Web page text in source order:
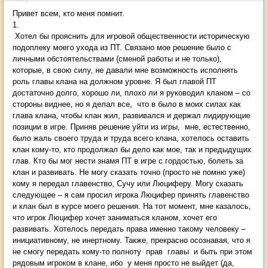
Привет всем, кто меня помнит.
1.
Хотел бы прояснить для игровой общественности историческую
подоплеку моего ухода из ПТ. Связано мое решение было с
личными обстоятельствами (сменой работы и не только),
которые, в свою силу, не давали мне возможность исполнять
роль главы клана на должном уровне. Я был главой ПТ
достаточно долго, хорошо ли, плохо ли я руководил кланом – со
стороны виднее, но я делал все, что в было в моих силах как
глава клана, чтобы клан жил, развивался и держал лидирующие
позиции в игре. Приняв решение уйти из игры, мне, естественно,
было жаль своего труда и труда всего клана, хотелось оставить
клан кому-то, кто продолжал бы дело как мое, так и предыдущих
глав. Кто бы мог нести знамя ПТ в игре с гордостью, болеть за
клан и развивать. Не могу сказать точно (просто не помню уже)
кому я передал главенство, Сучу или Люциферу. Могу сказать
следующее – я сам просил игрока Люцифер принять главенство
и клан был в курсе моего решения. На тот момент, мне казалось,
что игрок Люцифер хочет заниматься кланом, хочет его
развивать. Хотелось передать права именно такому человеку –
инициативному, не инертному. Также, прекрасно осознавая, что я
не смогу передать кому-то полноту прав главы и быть при этом
рядовым игроком в клане, ибо у меня просто не выйдет (да,